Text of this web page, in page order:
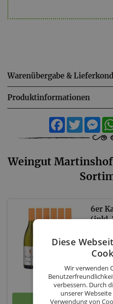
Warenübergabe &
Produktinformationen
FacebookTwitter
Weingut
6er
(inkl.
In den
Diese
Wir verwenden
verbessern. Durch
unserer
Verwendung von